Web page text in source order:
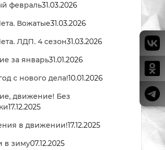
февраль31.03.2026
Вожатые31.03.2026
ЛДП. 4 сезон31.03.2026
за январь31.01.2026
с нового дела!10.01.2026
движение! Без
17.12.2025
в движении!17.12.2025
в зиму07.12.2025